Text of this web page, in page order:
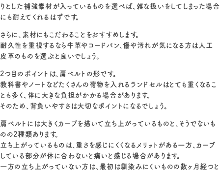
りとした補強素材が入っているものを選べば、雑な扱いをしてしまった場合
にも耐えてくれるはずです。
さらに、素材にもこだわることをおすすめします。
耐久性を重視するなら牛革やコードバン、傷や汚れが気になる方は人工
皮革のものを選ぶと良いでしょう。
2つ目のポイントは、肩ベルトの形です。
教科書やノートなどたくさんの荷物を入れるランドセルはとても重くなるこ
とも多く、体に大きな負担がかかる場合があります。
そのため、背負いやすさは大切なポイントになるでしょう。
肩ベルトには大きくカーブを描いて立ち上がっているものと、そうでないも
のの2種類あります。
立ち上がっているものは、重さを感じにくくなるメリットがある一方、カーブ
している部分が体に合わないと痛いと感じる場合があります。
一方の立ち上がっていない方は、最初は馴染みにくいものの数ヶ月経つと